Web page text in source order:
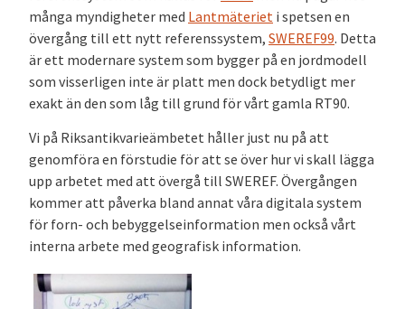
många myndigheter med Lantmäteriet i spetsen en
övergång till ett nytt referenssystem, SWEREF99. Detta
är ett modernare system som bygger på en jordmodell
som visserligen inte är platt men dock betydligt mer
exakt än den som låg till grund för vårt gamla RT90.
Vi på Riksantikvarieämbetet håller just nu på att
genomföra en förstudie för att se över hur vi skall lägga
upp arbetet med att övergå till SWEREF. Övergången
kommer att påverka bland annat våra digitala system
för forn- och bebyggelseinformation men också vårt
interna arbete med geografisk information.